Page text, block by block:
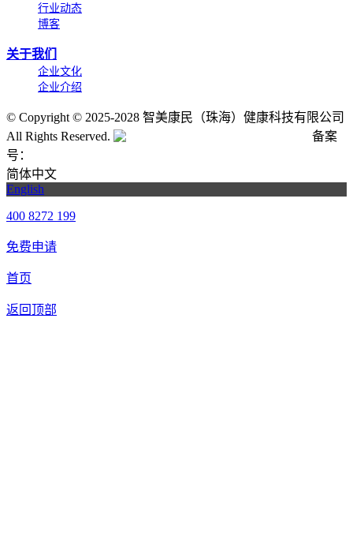
行业动态
博客
关于我们
企业文化
企业介绍
© Copyright © 2025-2028 智美康民（珠海）健康科技有限公司
All Rights Reserved.
备案
号：
简体中文
English
400 8272 199
免费申请
首页
返回顶部